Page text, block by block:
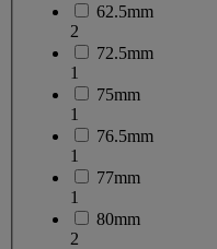
62.5mm
2
72.5mm
1
75mm
1
76.5mm
1
77mm
1
80mm
2